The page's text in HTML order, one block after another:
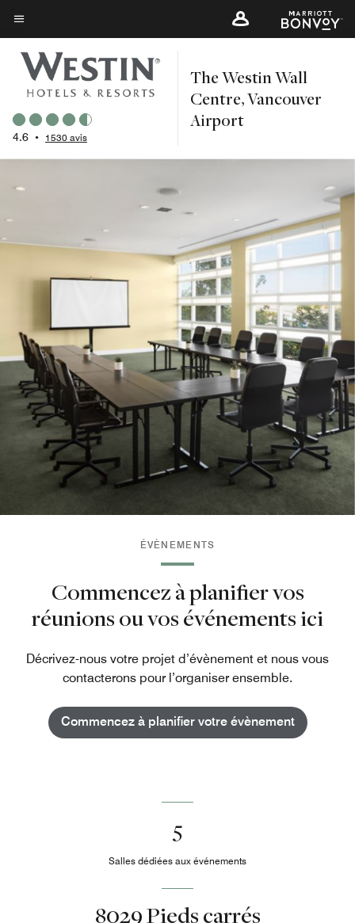
Skip
to
main
content
Texte du menu
4.6 • 1530 avis
The Westin Wall
Centre, Vancouver
Airport
ÉVÈNEMENTS
Commencez à planifier vos
réunions ou vos événements ici
Décrivez-nous votre projet d’évènement et nous vous
contacterons pour l’organiser ensemble.
Commencez à planifier votre évènement
5
Salles dédiées aux événements
8029 Pieds carrés